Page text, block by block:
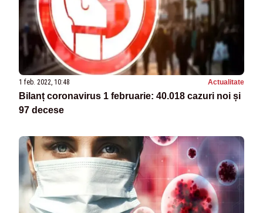
1 feb. 2022, 10:48 Actualitate
Bilanț coronavirus 1 februarie: 40.018 cazuri noi și
97 decese